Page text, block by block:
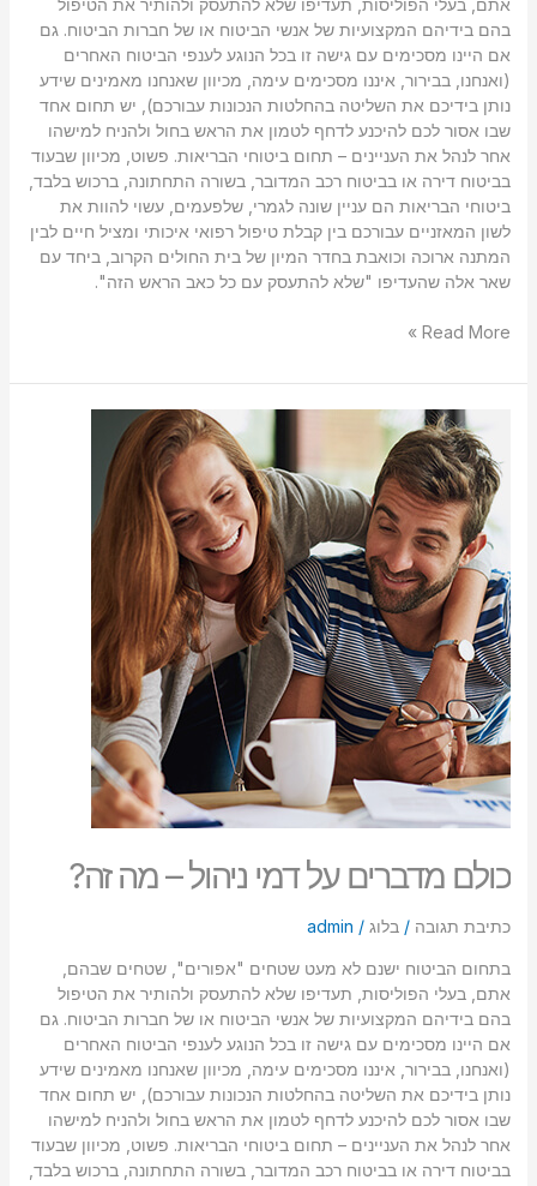
בהם בידיהם המקצועיות של אנשי הביטוח או של חברות הביטוח. גם
אם היינו מסכימים עם גישה זו בכל הנוגע לענפי הביטוח האחרים
(ואנחנו, בבירור, איננו מסכימים עימה, מכיוון שאנחנו מאמינים שידע
נותן בידיכם את השליטה בהחלטות הנכונות עבורכם), יש תחום אחד
שבו אסור לכם להיכנע לדחף לטמון את הראש בחול ולהניח למישהו
אחר לנהל את העניינים – תחום ביטוחי הבריאות. פשוט, מכיוון שבעוד
בביטוח דירה או בביטוח רכב המדובר, בשורה התחתונה, ברכוש בלבד,
ביטוחי הבריאות הם עניין שונה לגמרי, שלפעמים, עשוי להוות את
לשון המאזניים עבורכם בין קבלת טיפול רפואי איכותי ומציל חיים לבין
המתנה ארוכה וכואבת בחדר המיון של בית החולים הקרוב, ביחד עם
שאר אלה שהעדיפו "שלא להתעסק עם כל כאב הראש הזה".
Read More »
כולם מדברים על דמי ניהול – מה זה?
כתיבת תגובה / בלוג/
admin
בתחום הביטוח ישנם לא מעט שטחים "אפורים", שטחים שבהם,
אתם, בעלי הפוליסות, תעדיפו שלא להתעסק ולהותיר את הטיפול
בהם בידיהם המקצועיות של אנשי הביטוח או של חברות הביטוח. גם
אם היינו מסכימים עם גישה זו בכל הנוגע לענפי הביטוח האחרים
(ואנחנו, בבירור, איננו מסכימים עימה, מכיוון שאנחנו מאמינים שידע
נותן בידיכם את השליטה בהחלטות הנכונות עבורכם), יש תחום אחד
שבו אסור לכם להיכנע לדחף לטמון את הראש בחול ולהניח למישהו
אחר לנהל את העניינים – תחום ביטוחי הבריאות. פשוט, מכיוון שבעוד
בביטוח דירה או בביטוח רכב המדובר, בשורה התחתונה, ברכוש בלבד,
מדברים
על
דמי
ניהול
מה
זה?